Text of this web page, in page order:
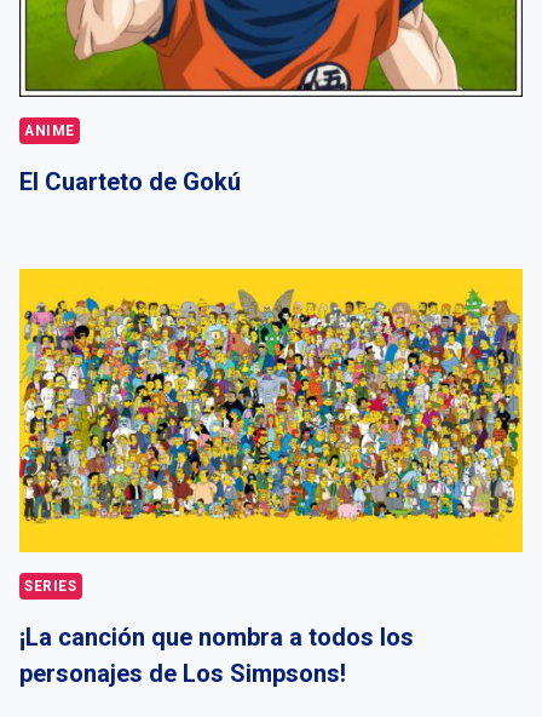
ANIME
El Cuarteto de Gokú
SERIES
¡La canción que nombra a todos los
personajes de Los Simpsons!